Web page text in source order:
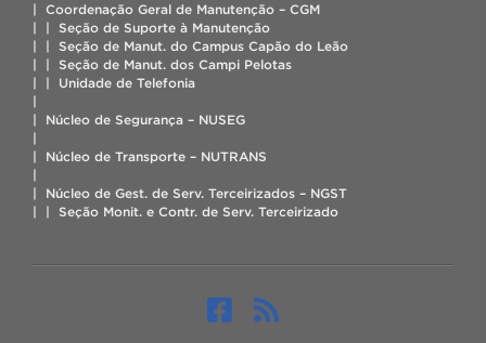
| Coordenação Geral de Manutenção – CGM
| | Seção de Suporte à Manutenção
| | Seção de Manut. do Campus Capão do Leão
| | Seção de Manut. dos Campi Pelotas
| | Unidade de Telefonia
|
| Núcleo de Segurança – NUSEG
|
| Núcleo de Transporte – NUTRANS
|
| Núcleo de Gest. de Serv. Terceirizados – NGST
| | Seção Monit. e Contr. de Serv. Terceirizado